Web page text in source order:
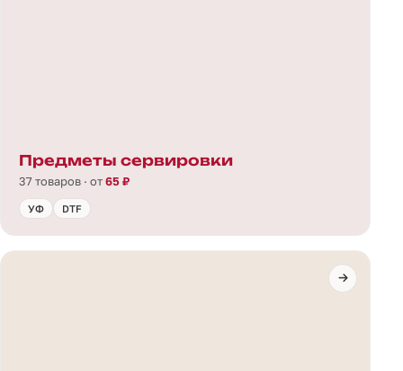
Предметы сервировки
37 товаров · от65 ₽
УФ DTF